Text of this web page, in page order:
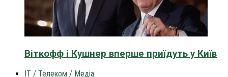
Віткофф і Кушнер вперше приїдуть у Київ
IT / Телеком / Медіа